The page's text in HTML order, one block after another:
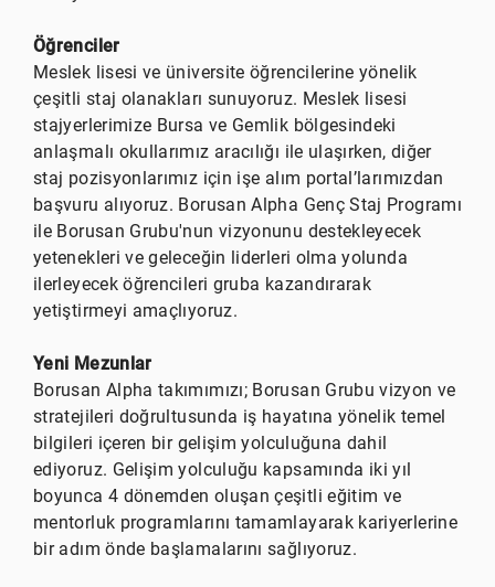
Öğrenciler
Meslek lisesi ve üniversite öğrencilerine yönelik
çeşitli staj olanakları sunuyoruz. Meslek lisesi
stajyerlerimize Bursa ve Gemlik bölgesindeki
anlaşmalı okullarımız aracılığı ile ulaşırken, diğer
staj pozisyonlarımız için işe alım portal’larımızdan
başvuru alıyoruz. Borusan Alpha Genç Staj Programı
ile Borusan Grubu'nun vizyonunu destekleyecek
yetenekleri ve geleceğin liderleri olma yolunda
ilerleyecek öğrencileri gruba kazandırarak
yetiştirmeyi amaçlıyoruz.
Yeni Mezunlar
Borusan Alpha takımımızı; Borusan Grubu vizyon ve
stratejileri doğrultusunda iş hayatına yönelik temel
bilgileri içeren bir gelişim yolculuğuna dahil
ediyoruz. Gelişim yolculuğu kapsamında iki yıl
boyunca 4 dönemden oluşan çeşitli eğitim ve
mentorluk programlarını tamamlayarak kariyerlerine
bir adım önde başlamalarını sağlıyoruz.